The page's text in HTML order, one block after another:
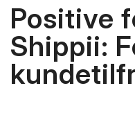
Positive
Shippii: